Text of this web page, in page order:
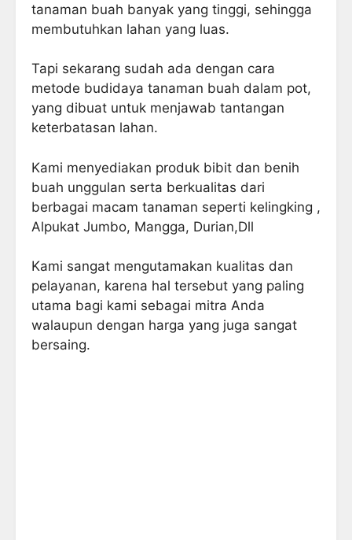
tanaman buah banyak yang tinggi, sehingga
membutuhkan lahan yang luas.
Tapi sekarang sudah ada dengan cara
metode budidaya tanaman buah dalam pot,
yang dibuat untuk menjawab tantangan
keterbatasan lahan.
Kami menyediakan produk bibit dan benih
buah unggulan serta berkualitas dari
berbagai macam tanaman seperti kelingking ,
Alpukat Jumbo, Mangga, Durian,Dll
Kami sangat mengutamakan kualitas dan
pelayanan, karena hal tersebut yang paling
utama bagi kami sebagai mitra Anda
walaupun dengan harga yang juga sangat
bersaing.